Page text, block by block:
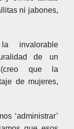
ni jabones,
invalorable
de un
que la
de mujeres,
‘administrar’